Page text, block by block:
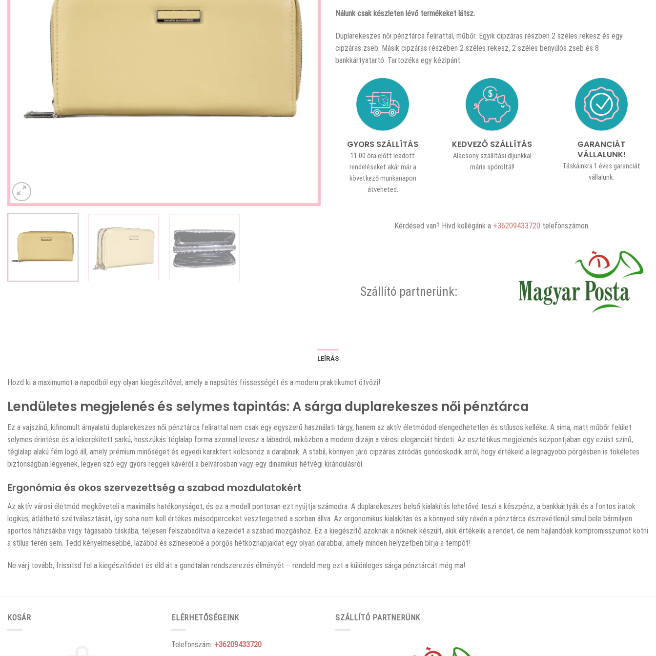
Nálunk csak készleten lévő termékeket látsz.
Duplarekeszes női pénztárca felirattal, műbőr. Egyik cipzáras részben 2 széles rekesz és egy
cipzáras zseb. Másik cipzáras részében 2 széles rekesz, 2 széles benyúlós zseb és 8
bankkártyatartó. Tartozéka egy kézipánt.
GYORS SZÁLLÍTÁS
11:00 óra előtt leadott
rendeléseket akár már a
következő munkanapon
átveheted.
KEDVEZŐ SZÁLLÍTÁS
Alacsony szállítási díjunkkal
máris spóroltál!
GARANCIÁT
VÁLLALUNK!
Táskáinkra 1 éves garanciát
vállalunk.
Kérdésed van? Hívd kollégánk a +36209433720 telefonszámon.
Szállító partnerünk:
LEÍRÁS
Hozd ki a maximumot a napodból egy olyan kiegészítővel, amely a napsütés frissességét és a modern praktikumot ötvözi!
Lendületes megjelenés és selymes tapintás: A sárga duplarekeszes női pénztárca
Ez a vajszínű, kifinomult árnyalatú duplarekeszes női pénztárca felirattal nem csak egy egyszerű használati tárgy, hanem az aktív életmódod elengedhetetlen és stílusos kelléke. A sima, matt műbőr felület
selymes érintése és a lekerekített sarkú, hosszúkás téglalap forma azonnal levesz a lábadról, miközben a modern dizájn a városi eleganciát hirdeti. Az esztétikus megjelenés központjában egy ezüst színű,
téglalap alakú fém logó áll, amely prémium minőséget és egyedi karaktert kölcsönöz a darabnak. A stabil, könnyen járó cipzáras záródás gondoskodik arról, hogy értékeid a legnagyobb pörgésben is tökéletes
biztonságban legyenek, legyen szó egy gyors reggeli kávéról a belvárosban vagy egy dinamikus hétvégi kirándulásról.
Ergonómia és okos szervezettség a szabad mozdulatokért
Az aktív városi életmód megköveteli a maximális hatékonyságot, és ez a modell pontosan ezt nyújtja számodra. A duplarekeszes belső kialakítás lehetővé teszi a készpénz, a bankkártyák és a fontos iratok
logikus, átlátható szétválasztását, így soha nem kell értékes másodperceket vesztegetned a sorban állva. Az ergonomikus kialakítás és a könnyed súly révén a pénztárca észrevétlenül simul bele bármilyen
sportos hátizsákba vagy tágasabb táskába, teljesen felszabadítva a kezeidet a szabad mozgáshoz. Ez a kiegészítő azoknak a nőknek készült, akik értékelik a rendet, de nem hajlandóak kompromisszumot kötni
a stílus terén sem. Tedd kényelmesebbé, lazábbá és színesebbé a pörgős hétköznapjaidat egy olyan darabbal, amely minden helyzetben bírja a tempót!
Ne várj tovább, frissítsd fel a kiegészítőidet és éld át a gondtalan rendszerezés élményét – rendeld meg ezt a különleges sárga pénztárcát még ma!
KOSÁR ELÉRHETŐSÉGEINK
Telefonszám: +36209433720
SZÁLLÍTÓ PARTNERÜNK